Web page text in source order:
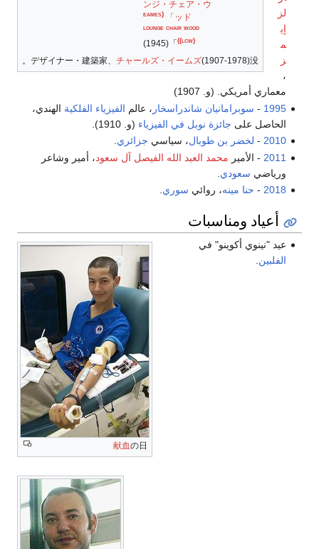
ンジ・チェア・ウ
ッド」
(eames
lounge chair wood
(lcw))
」(1945)
デザイナー・建築家、 チャールズ・イームズ(1907-1978)没。
لز
إي
م
ز
،
معماري أمريكي. (و. 1907)
1995
- سوبرامانيان شاندراسخار ، عالم الفيزياء الفلكية الهندي،
الحاصل على جائزة نوبل في الفيزياء (و. 1910).
2010
- لخضر بن طوبال، سياسي جزائري.
2011 - الأمير محمد العبد الله الفيصل آل سعود، أمير وشاعر
ورياضي سعودي
2018
- حنا مينه، روائي سوري
أعياد ومناسبات
献血の日
عيد "نينوي أكوينو" في
الفلبين.